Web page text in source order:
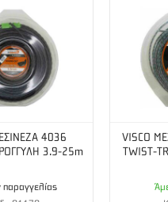
1.6 Nm @ 5000 rpm
κινητήρα σε λάδι: 0.1 L
δοχείου καυσίμου: 0.63 L
μεσινέζας: Ναι
4036
3.9-25m
παραγγελίας
VISCO
TWIST-